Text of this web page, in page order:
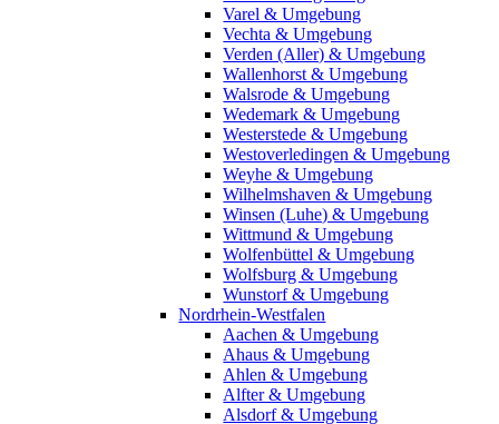
Varel & Umgebung
Vechta & Umgebung
Verden (Aller) & Umgebung
Wallenhorst & Umgebung
Walsrode & Umgebung
Wedemark & Umgebung
Westerstede & Umgebung
Westoverledingen & Umgebung
Weyhe & Umgebung
Wilhelmshaven & Umgebung
Winsen (Luhe) & Umgebung
Wittmund & Umgebung
Wolfenbüttel & Umgebung
Wolfsburg & Umgebung
Wunstorf & Umgebung
Nordrhein-Westfalen
Aachen & Umgebung
Ahaus & Umgebung
Ahlen & Umgebung
Alfter & Umgebung
Alsdorf & Umgebung